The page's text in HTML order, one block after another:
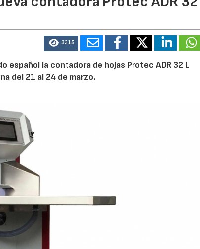
3315
español la contadora de hojas Protec ADR 32 L
del 21 al 24 de marzo.